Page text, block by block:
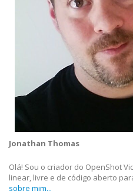
Jonathan Thomas
Olá! Sou o criador do OpenShot
linear, livre e de código aberto
sobre mim...